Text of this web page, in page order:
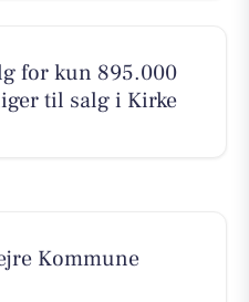
for kun 895.000
til salg i Kirke
Kommune